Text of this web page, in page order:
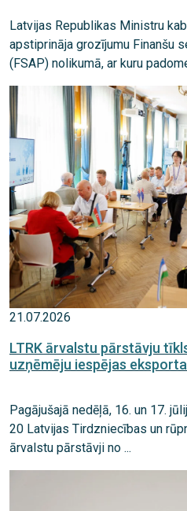
Latvijas Republikas Ministru
apstiprināja grozījumu Finanšu
(FSAP) nolikumā, ar kuru
21.07.2026
LTRK ārvalstu pārstāvju
uzņēmēju iespējas
Pagājušajā nedēļā, 16. un 17.
20 Latvijas Tirdzniecības un
ārvalstu pārstāvji no ...